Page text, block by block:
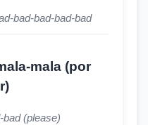
bad-bad-bad-bad
mala (por
bad (please)